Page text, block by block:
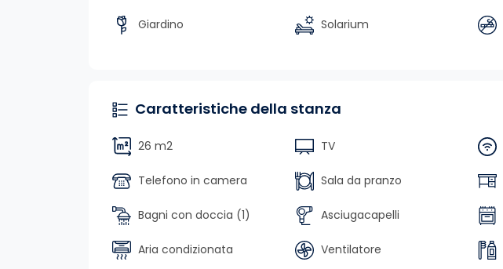
Giardino Solarium
Caratteristiche della stanza
26 m2 TV
Telefono in camera Sala da pranzo
Bagni con doccia (1) Asciugacapelli
Aria condizionata Ventilatore